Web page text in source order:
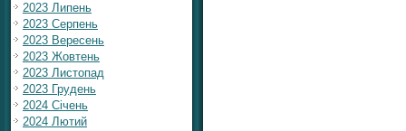
2023 Липень
2023 Серпень
2023 Вересень
2023 Жовтень
2023 Листопад
2023 Грудень
2024 Січень
2024 Лютий